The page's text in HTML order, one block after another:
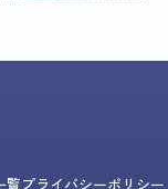
覧プライバシーポリシー